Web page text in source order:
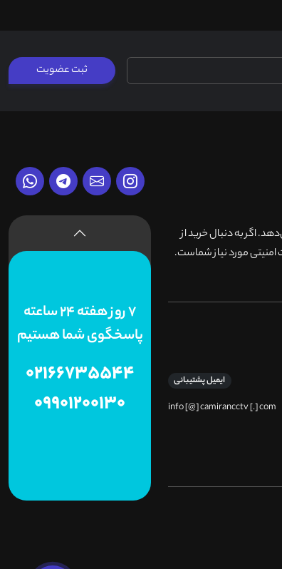
ثبت عضویت
اگر به دنبال خرید از
امنیتی مورد نیاز شماست.
ایمیل پشتیبانی
info [@] camirancctv [.] com
7 روز هفته 24 ساعته
پاسخگوی شما هستیم
02166735544
09901200130